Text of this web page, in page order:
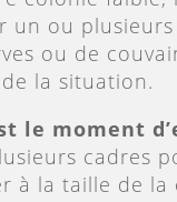
un ou plusieurs
ou de
la situation.
le moment
cadres
à la taille de la